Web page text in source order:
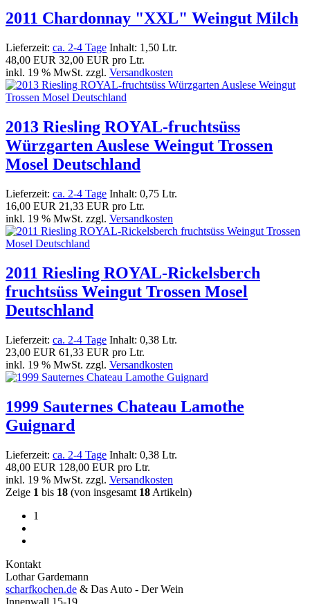
2011 Chardonnay "XXL" Weingut Milch
Lieferzeit: ca. 2-4 Tage Inhalt: 1,50 Ltr.
48,00 EUR 32,00 EUR pro Ltr.
inkl. 19 % MwSt. zzgl. Versandkosten
2013 Riesling ROYAL-fruchtsüss
Würzgarten Auslese Weingut Trossen
Mosel Deutschland
Lieferzeit: ca. 2-4 Tage Inhalt: 0,75 Ltr.
16,00 EUR 21,33 EUR pro Ltr.
inkl. 19 % MwSt. zzgl. Versandkosten
2011 Riesling ROYAL-Rickelsberch
fruchtsüss Weingut Trossen Mosel
Deutschland
Lieferzeit: ca. 2-4 Tage Inhalt: 0,38 Ltr.
23,00 EUR 61,33 EUR pro Ltr.
inkl. 19 % MwSt. zzgl. Versandkosten
1999 Sauternes Chateau Lamothe
Guignard
Lieferzeit: ca. 2-4 Tage Inhalt: 0,38 Ltr.
48,00 EUR 128,00 EUR pro Ltr.
inkl. 19 % MwSt. zzgl. Versandkosten
Zeige 1 bis 18 (von insgesamt 18 Artikeln)
1
Kontakt
Lothar Gardemann
scharfkochen.de & Das Auto - Der Wein
Innenwall 15-19